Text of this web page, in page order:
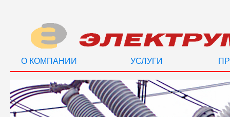
О КОМПАНИИ УСЛУГИ